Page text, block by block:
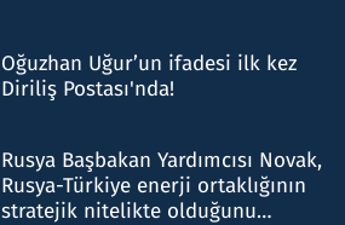
Oğuzhan Uğur’un ifadesi ilk kez
Diriliş Postası'nda!
Rusya Başbakan Yardımcısı Novak,
Rusya-Türkiye enerji ortaklığının
stratejik nitelikte olduğunu